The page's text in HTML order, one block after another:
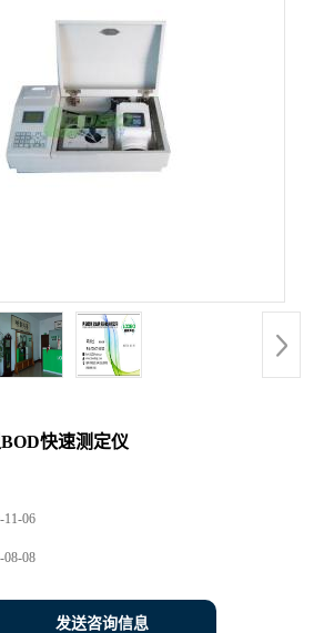
快速测定仪
11-06
08-08
发送咨询信息